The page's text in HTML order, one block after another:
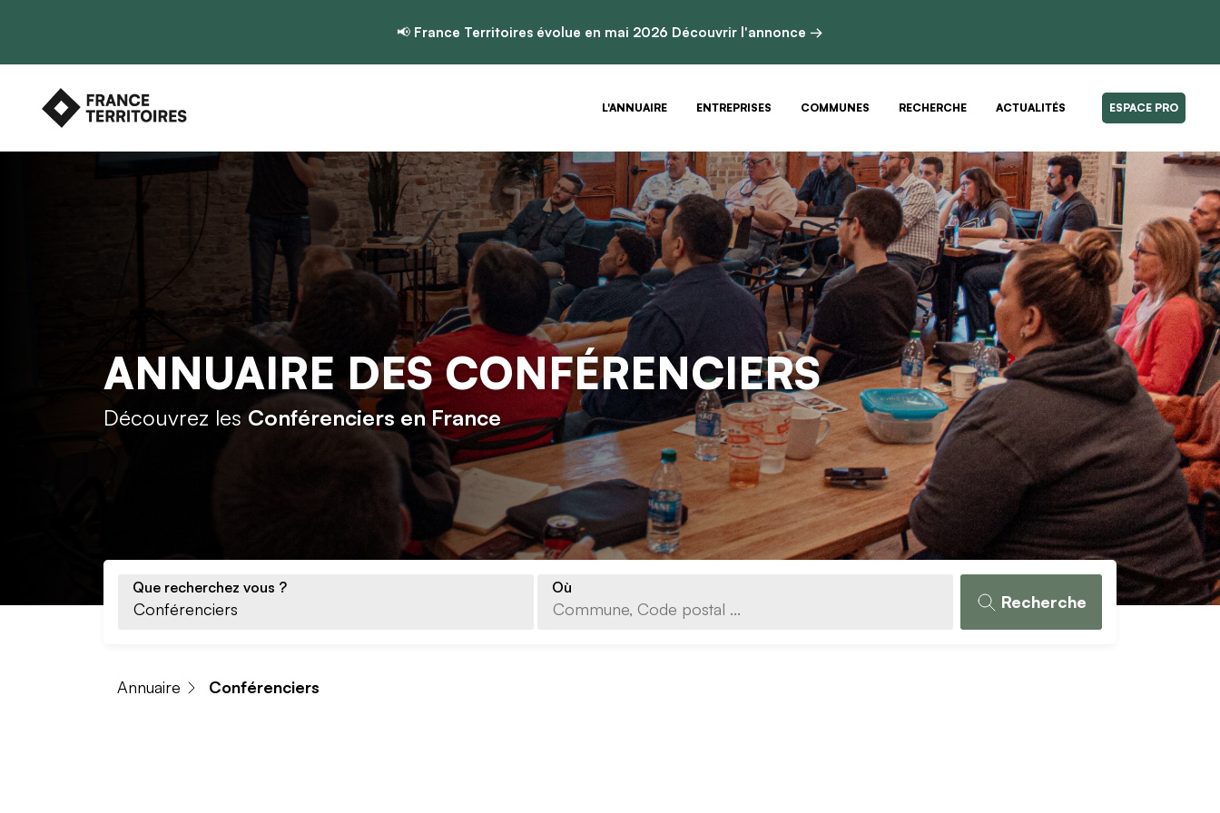
📢 France Territoires évolue en mai 2026 Découvrir l'annonce →
L'ANNUAIRE ENTREPRISES COMMUNES RECHERCHE ACTUALITÉS ESPACE PRO
ANNUAIRE DES CONFÉRENCIERS
Découvrez lesConférenciers en France
Que recherchez vous ? Où
Recherche
Annuaire Conférenciers